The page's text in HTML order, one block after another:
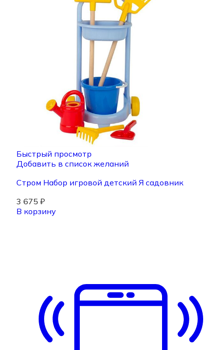
Быстрый просмотр
Добавить в список желаний
Стром Набор игровой детский Я садовник
3 675 ₽
В корзину